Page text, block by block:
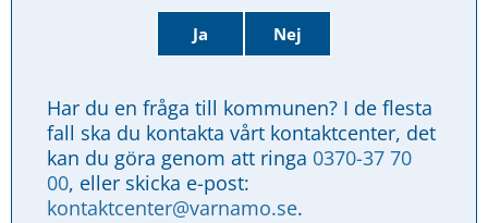
Ja Nej
Har du en fråga till kommunen? I de flesta
fall ska du kontakta vårt kontaktcenter, det
kan du göra genom att ringa 0370-37 70
00
kontaktcenter@varnamo.se.